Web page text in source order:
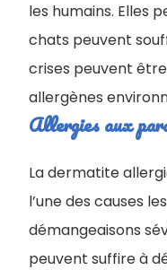
les humains. Elles
chats peuvent
crises peuvent
allergènes
Allergies aux
La dermatite
l’une des causes
démangeaisons
peuvent suffire à